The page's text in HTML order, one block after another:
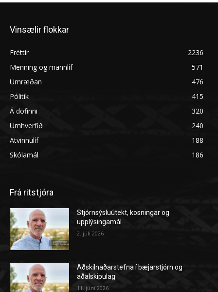
Vinsælir flokkar
Fréttir
2236
Menning og mannlíf
571
Umræðan
476
Pólitík
415
Á döfinni
320
Umhverfið
240
Atvinnulíf
188
Skólamál
186
Frá ritstjóra
Stjórnsýsluútekt, kosningar og
upplýsingamál
2. júlí 2026
Aðskilnaðarstefna í bæjarstjórn og
aðalskipulag
11. júní 2026